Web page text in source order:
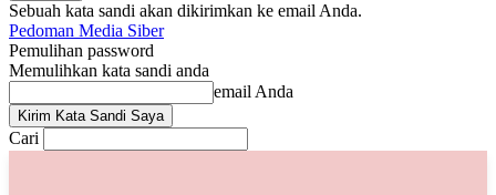
Sebuah kata sandi akan dikirimkan ke email Anda.
Pedoman Media Siber
Pemulihan password
Memulihkan kata sandi anda
email Anda
Cari